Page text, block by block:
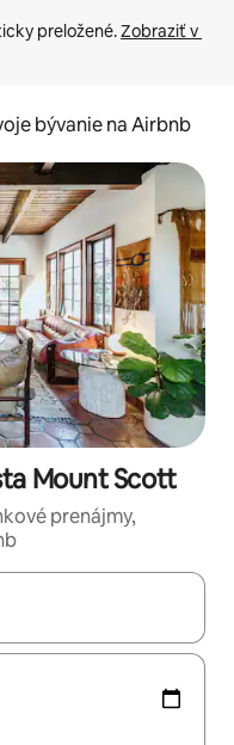
preložené. Zobraziť v
bývanie na Airbnb
Mount Scott
prenájmy,
si ich prechádzať